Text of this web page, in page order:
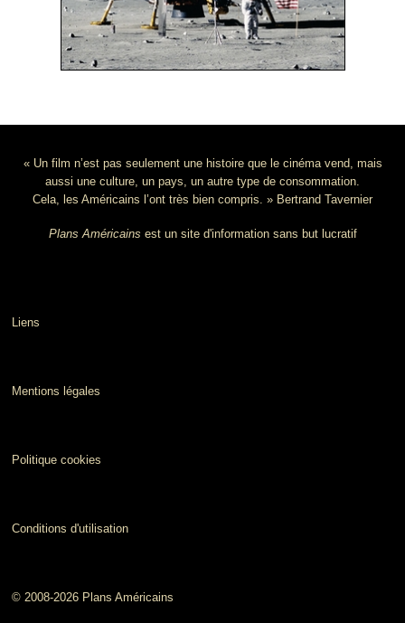
« Un film n’est pas seulement une histoire que le cinéma vend, mais
aussi une culture, un pays, un autre type de consommation.
Cela, les Américains l’ont très bien compris. » Bertrand Tavernier
Plans Américains est un site d'information sans but lucratif
Liens
Mentions légales
Politique cookies
Conditions d'utilisation
© 2008-2026 Plans Américains